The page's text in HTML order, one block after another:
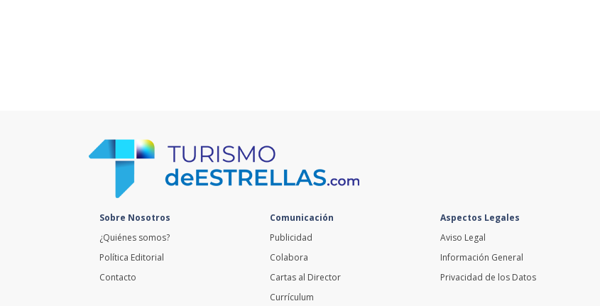
Sobre Nosotros
¿Quiénes somos?
Política Editorial
Contacto
Comunicación
Publicidad
Colabora
Cartas al Director
Currículum
Aspectos Legales
Aviso Legal
Información General
Privacidad de los Datos